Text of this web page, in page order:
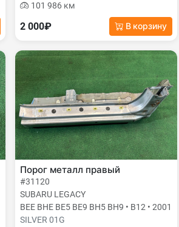
101 986 км
2 000₽ В корзину
Порог металл правый
#31120
SUBARU LEGACY
BEE BHE BE5 BE9 BH5 BH9 • B12 • 2001
SILVER 01G